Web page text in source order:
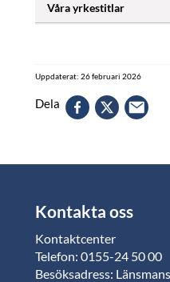
Våra yrkestitlar
Uppdaterat: 26 februari 2026
Dela
Kontakta oss
Kontaktcenter
Telefon: 0155-24 50 00
Besöksadress: